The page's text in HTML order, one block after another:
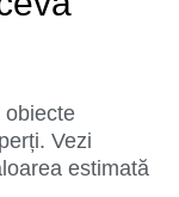
obiecte
Vezi
estimată